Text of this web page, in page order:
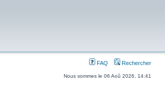
FAQ Rechercher
Nous sommes le 06 Aoû 2026, 14:41